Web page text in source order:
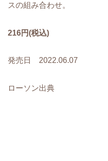
スの組み合わせ。
216円(税込)
発売日 2022.06.07
ローソン出典